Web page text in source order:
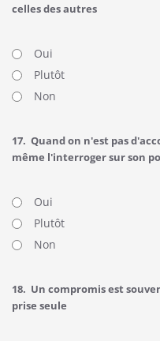
celles des autres
Oui
Plutôt
Non
17. Quand on n'est pas
même l'interroger sur son
Oui
Plutôt
Non
18. Un compromis est
prise seule